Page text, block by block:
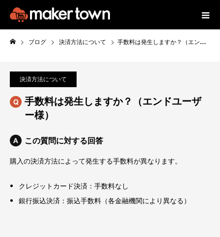
ブログ 決済方法について 手数料は発生しますか？（エンドユーザー様）
決済方法について
手数料は発生しますか？（エンドユーザ
ー様）
この質問に対する回答
購入の決済方法によって発生する手数料が異なります。
クレジットカード決済：手数料なし
銀行振込決済：振込手数料（各金融機関により異なる）